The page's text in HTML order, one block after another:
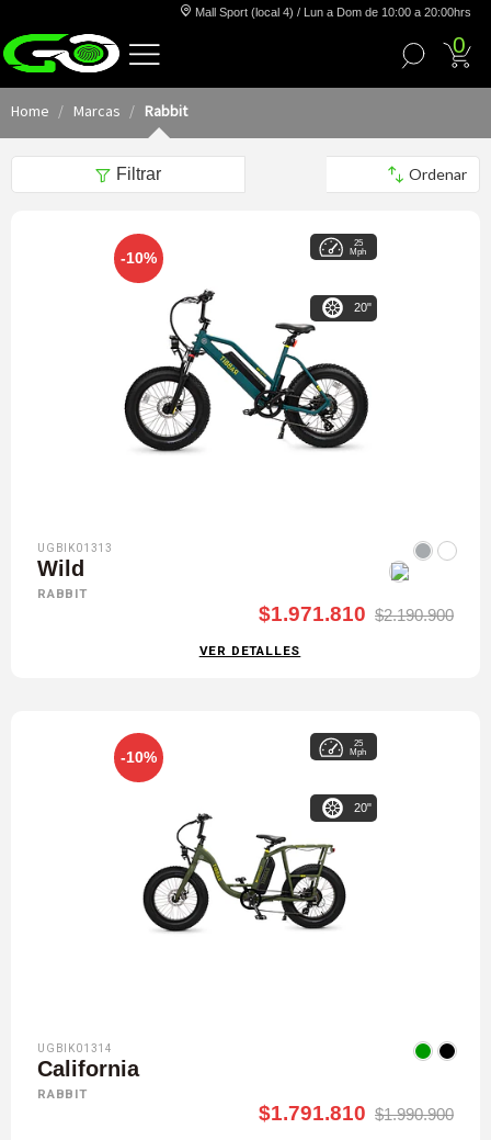
Mall Sport (local 4) / Lun a Dom de 10:00 a 20:00hrs
0
Home Marcas Rabbit
Filtrar
-10%
25
Mph
20"
UGBIK01313
Wild
RABBIT
$1.971.810 $2.190.900
VER DETALLES
-10%
25
Mph
20"
UGBIK01314
California
RABBIT
$1.791.810 $1.990.900